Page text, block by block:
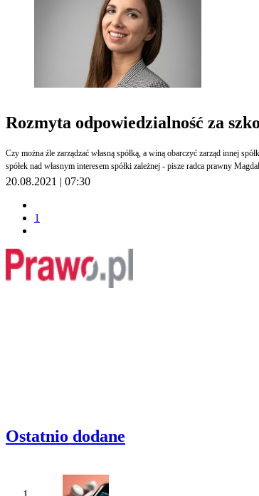
Rozmyta odpowiedzialność za
Czy można źle zarządzać własną spółką, a winą obarczyć zarząd innej
spółek nad własnym interesem spółki zależnej - pisze radca prawny
20.08.2021 | 07:30
1
Ostatnio dodane